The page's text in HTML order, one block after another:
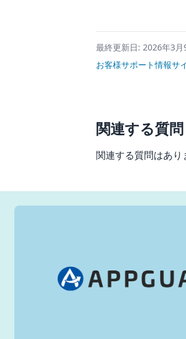
最終更新日: 2026年3月
お客様サポート情報サ
関連する質問
関連する質問はあり